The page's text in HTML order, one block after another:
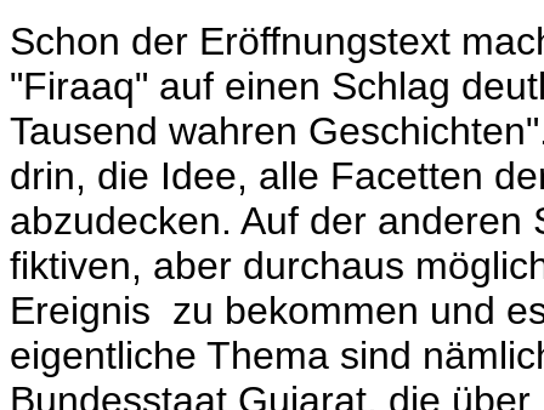
Schon der Eröffnungstext
"Firaaq" auf einen Schlag
Tausend wahren
drin, die Idee, alle Facetten
abzudecken. Auf der anderen
fiktiven, aber durchaus
Ereignis zu bekommen und
eigentliche Thema sind
Bundesstaat Gujarat, die